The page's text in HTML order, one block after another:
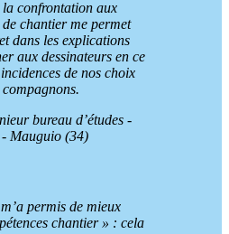
la confrontation aux
chantier me permet
dans les explications
aux dessinateurs en ce
de nos choix
bureau d’études -
- Mauguio (34)
permis de mieux
chantier » : cela